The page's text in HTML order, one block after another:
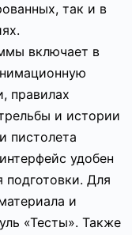
так и в
включает в
правилах
и истории
пистолета
удобен
подготовки. Для
и
«Тесты». Также